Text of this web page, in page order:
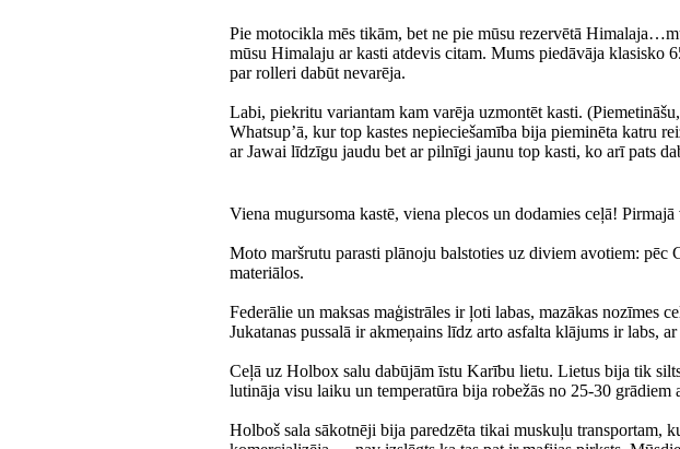
Pie motocikla mēs tikām, bet ne pie mūsu rezervētā
mūsu Himalaju ar kasti atdevis citam. Mums piedāvāja klasisko
par rolleri dabūt nevarēja.
Labi, piekritu variantam kam varēja uzmontēt kasti.
Whatsup’ā, kur top kastes nepieciešamība bija pieminēta katru
ar Jawai līdzīgu jaudu bet ar pilnīgi jaunu top kasti, ko arī pats
Viena mugursoma kastē, viena plecos un dodamies ceļā!
Moto maršrutu parasti plānoju balstoties uz diviem avotiem:
materiālos.
Federālie un maksas maģistrāles ir ļoti labas, mazākas nozīmes
Jukatanas pussalā ir akmeņains līdz arto asfalta klājums ir labs,
Ceļā uz Holbox salu dabūjām īstu Karību lietu. Lietus bija tik
lutināja visu laiku un temperatūra bija robežās no 25-30 grādiem
Holboš sala sākotnēji bija paredzēta tikai muskuļu transportam,